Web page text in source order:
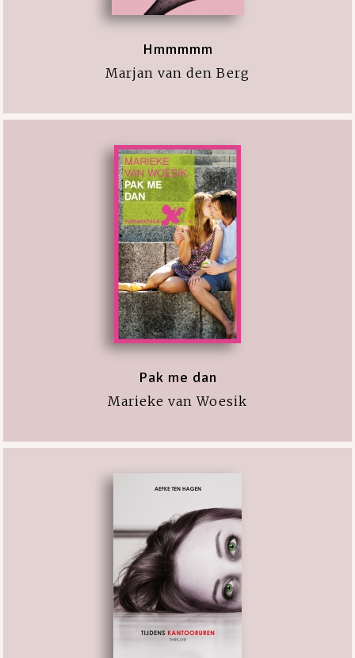
Hmmmmm
Marjan van den Berg
Pak me dan
Marieke van Woesik